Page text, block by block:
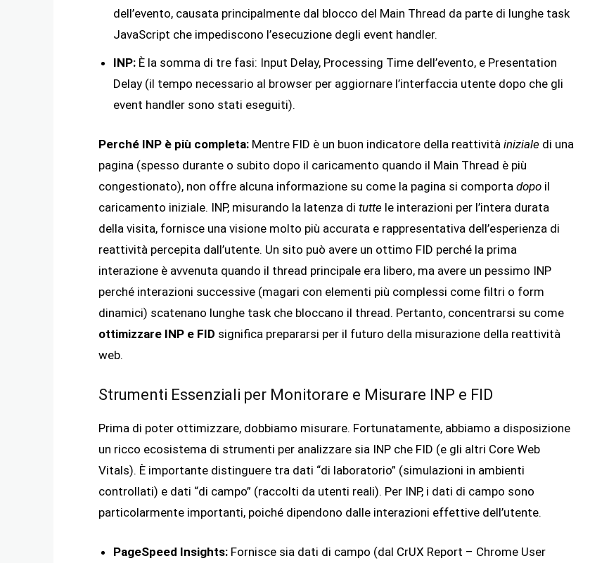
dell’evento, causata principalmente dal blocco del Main Thread da parte di lunghe task
JavaScript che impediscono l’esecuzione degli event handler.
INP: È la somma di tre fasi: Input Delay, Processing Time dell’evento, e Presentation
Delay (il tempo necessario al browser per aggiornare l’interfaccia utente dopo che gli
event handler sono stati eseguiti).
Perché INP è più completa: Mentre FID è un buon indicatore della reattività iniziale di una
pagina (spesso durante o subito dopo il caricamento quando il Main Thread è più
congestionato), non offre alcuna informazione su come la pagina si comporta dopo il
caricamento iniziale. INP, misurando la latenza di tutte le interazioni per l’intera durata
della visita, fornisce una visione molto più accurata e rappresentativa dell’esperienza di
reattività percepita dall’utente. Un sito può avere un ottimo FID perché la prima
interazione è avvenuta quando il thread principale era libero, ma avere un pessimo INP
perché interazioni successive (magari con elementi più complessi come filtri o form
dinamici) scatenano lunghe task che bloccano il thread. Pertanto, concentrarsi su come
ottimizzare INP e FID significa prepararsi per il futuro della misurazione della reattività
web.
Strumenti Essenziali per Monitorare e Misurare INP e FID
Prima di poter ottimizzare, dobbiamo misurare. Fortunatamente, abbiamo a disposizione
un ricco ecosistema di strumenti per analizzare sia INP che FID (e gli altri Core Web
Vitals). È importante distinguere tra dati “di laboratorio” (simulazioni in ambienti
controllati) e dati “di campo” (raccolti da utenti reali). Per INP, i dati di campo sono
particolarmente importanti, poiché dipendono dalle interazioni effettive dell’utente.
PageSpeed Insights: Fornisce sia dati di campo (dal CrUX Report – Chrome User